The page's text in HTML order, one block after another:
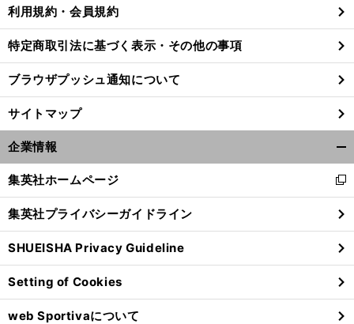
利用規約・会員規約
特定商取引法に基づく表示・その他の事項
ブラウザプッシュ通知について
サイトマップ
企業情報
閉
る
集英社ホームページ
新
し
い
ウ
ィ
ン
ド
ウ
で
集英社プライバシーガイドライン
SHUEISHA Privacy Guideline
Setting of Cookies
web Sportivaについて